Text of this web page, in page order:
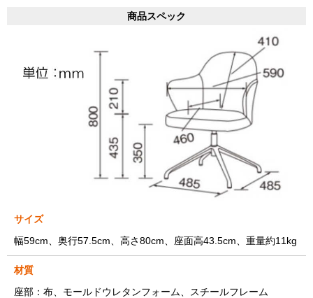
商品スペック
サイズ
幅59cm、奥行57.5cm、高さ80cm、座面高43.5cm、重量約11kg
材質
座部：布、モールドウレタンフォーム、スチールフレーム